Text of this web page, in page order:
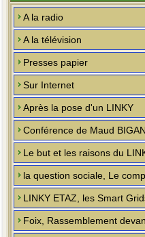
A la radio
A la télévision
Presses papier
Sur Internet
Après la pose d'un LINKY
Conférence de Maud
Le but et les raisons du
la question sociale, Le
LINKY ETAZ, les Smart
Foix, Rassemblement